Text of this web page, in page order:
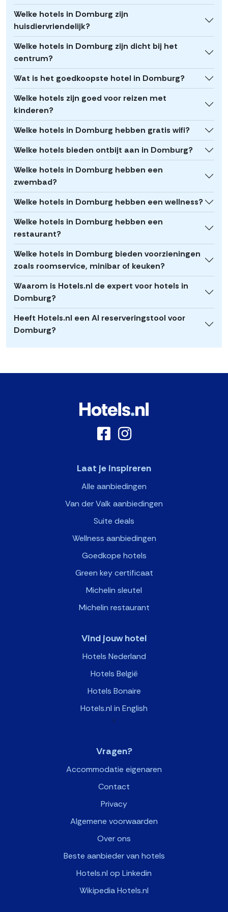
Welke hotels in Domburg zijn
huisdiervriendelijk?
Welke hotels in Domburg zijn dicht bij het
centrum?
Wat is het goedkoopste hotel in Domburg?
Welke hotels zijn goed voor reizen met
kinderen?
Welke hotels in Domburg hebben gratis wifi?
Welke hotels bieden ontbijt aan in Domburg?
Welke hotels in Domburg hebben een
zwembad?
Welke hotels in Domburg hebben een wellness?
Welke hotels in Domburg hebben een
restaurant?
Welke hotels in Domburg bieden voorzieningen
zoals roomservice, minibar of keuken?
Waarom is Hotels.nl de expert voor hotels in
Domburg?
Heeft Hotels.nl een AI reserveringstool voor
Domburg?
Laat je inspireren
Alle aanbiedingen
Van der Valk aanbiedingen
Suite deals
Wellness aanbiedingen
Goedkope hotels
Green key certificaat
Michelin sleutel
Michelin restaurant
Vind jouw hotel
Hotels Nederland
Hotels België
Hotels Bonaire
Hotels.nl in English
>
Vragen?
Accommodatie eigenaren
Contact
Privacy
Algemene voorwaarden
Over ons
Beste aanbieder van hotels
Hotels.nl op Linkedin
Wikipedia Hotels.nl